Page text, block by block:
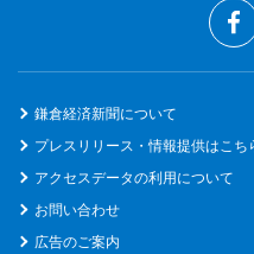
鎌倉経済新聞について
プレスリリース・情報提供はこち
アクセスデータの利用について
お問い合わせ
広告のご案内